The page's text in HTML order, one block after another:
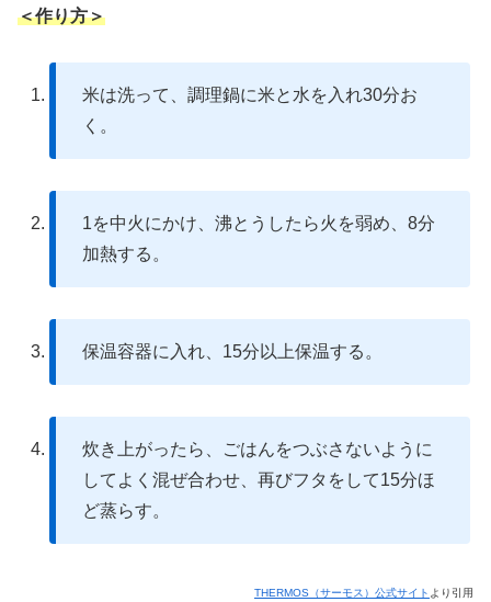
＜作り方＞
米は洗って、調理鍋に米と水を入れ30分お
く。
1を中火にかけ、沸とうしたら火を弱め、8分
加熱する。
保温容器に入れ、15分以上保温する。
炊き上がったら、ごはんをつぶさないように
してよく混ぜ合わせ、再びフタをして15分ほ
ど蒸らす。
THERMOS（サーモス）公式サイト より引用